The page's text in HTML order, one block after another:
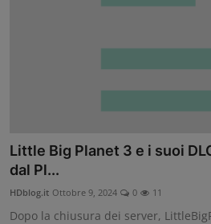
Little Big Planet 3 e i suoi
dal Pl...
HDblog.it Ottobre 9, 2024 0 11
Dopo la chiusura dei server,